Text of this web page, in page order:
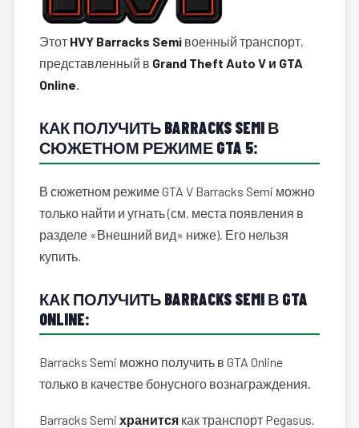
Этот HVY Barracks Semi военный транспорт,
представленный в Grand Theft Auto V и GTA
Online.
КАК ПОЛУЧИТЬ BARRACKS SEMI В
СЮЖЕТНОМ РЕЖИМЕ GTA 5:
В сюжетном режиме GTA V Barracks Semi можно
только найти и угнать (см. места появления в
разделе «Внешний вид» ниже). Его нельзя
купить.
КАК ПОЛУЧИТЬ BARRACKS SEMI В GTA
ONLINE:
Barracks Semi можно получить в GTA Online
только в качестве бонусного вознаграждения.
Barracks Semi хранится как транспорт Pegasus.